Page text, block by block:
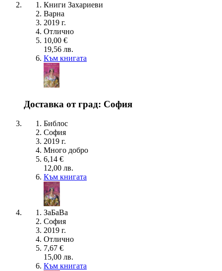
Книги Захариеви
Варна
2019 г.
Отлично
10,00 €
19,56 лв.
Към книгата
Доставка от град: София
Библос
София
2019 г.
Много добро
6,14 €
12,00 лв.
Към книгата
ЗаБаВа
София
2019 г.
Отлично
7,67 €
15,00 лв.
Към книгата